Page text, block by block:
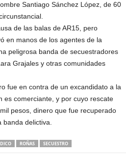
Santiago Sánchez López, de 60
de las balas de AR15, pero
en manos de los agentes de la
peligrosa banda de secuestradores
Grajales y otras comunidades
fue en contra de un excandidato a la
es comerciante, y por cuyo rescate
pesos, dinero que fue recuperado
banda delictiva.
ROÑAS SECUESTRO